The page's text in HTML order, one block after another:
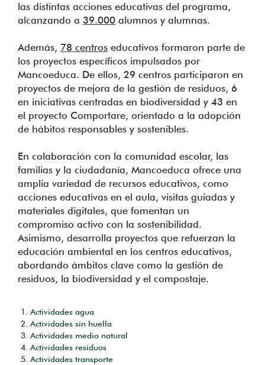
las distintas acciones educativas del programa,
alcanzando a 39.000 alumnos y alumnas.
Además, 78 centros educativos formaron parte de
los proyectos específicos impulsados por
Mancoeduca. De ellos, 29 centros participaron en
proyectos de mejora de la gestión de residuos, 6
en iniciativas centradas en biodiversidad y 43 en
el proyecto Comportare, orientado a la adopción
de hábitos responsables y sostenibles.
En colaboración con la comunidad escolar, las
familias y la ciudadanía, Mancoeduca ofrece una
amplia variedad de recursos educativos, como
acciones educativas en el aula, visitas guiadas y
materiales digitales, que fomentan un
compromiso activo con la sostenibilidad.
Asimismo, desarrolla proyectos que refuerzan la
educación ambiental en los centros educativos,
abordando ámbitos clave como la gestión de
residuos, la biodiversidad y el compostaje.
Actividades agua
Actividades sin huella
Actividades medio natural
Actividades residuos
Actividades transporte